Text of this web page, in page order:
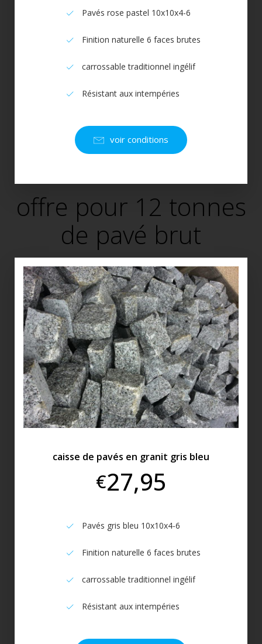
Pavés rose pastel 10x10x4-6
Finition naturelle 6 faces brutes
carrossable traditionnel ingélif
Résistant aux intempéries
voir conditions
offre pour 12 tonnes
de pavé brut
caisse de pavés en granit gris bleu
€27,95
Pavés gris bleu 10x10x4-6
Finition naturelle 6 faces brutes
carrossable traditionnel ingélif
Résistant aux intempéries